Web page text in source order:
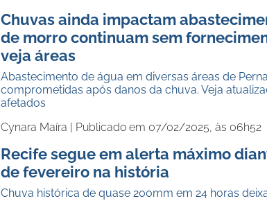
Chuvas ainda impactam
de morro continuam sem
veja áreas
Abastecimento de água em diversas áreas de
comprometidas após danos da chuva. Veja
afetados
Cynara Maíra | Publicado em 07/02/2025, às 06h52
Recife segue em alerta máximo
de fevereiro na história
Chuva histórica de quase 200mm em 24 horas